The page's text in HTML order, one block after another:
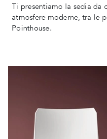
Ti presentiamo la sedia da
atmosfere moderne, tra le
Pointhouse.